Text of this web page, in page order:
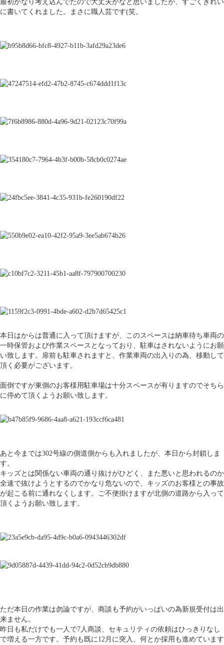
最初かなり考え込んでたので大丈夫かなと思いましたが、すごくきれい
に書いてくれました。まさに職人芸です(笑。
本日はからは普通に入って頂けますが、このスペースは納車待ち車両の
一時保管および作業スペースとなっており、駐車はされないようにお願
い致します。扉前も駐車されますと、作業車両の出入りの為、移動して
頂く必要がございます。
面倒ですが東側のお客様用駐車場は十分スペースが有りますのでそちら
に停めて頂くようお願い致します。
あと今までは302号線の側道側からも入れましたが、本日から封鎖しま
す。
キッズとは関係ない車両の通り抜けがひどく、また悪いと思われるのか
全速で抜けようとするのでかなり危ないので、キッズのお客様との事故
が起こる前に通れなくします。ご不便掛けますが北側の道路から入って
頂くようお願い致します。
ただ本日の作業は勿論ですが、商談も予約がいっぱいの為新規受付は出
来ません。
昨日も私だけでも一人で7人商談、セキュリティの依頼はひっきりなし
で増える一方です。予約も既に12月に突入、何とか採用も進めています